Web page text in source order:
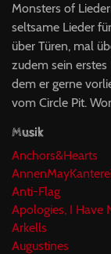
Monsters of
seltsame Lieder
über Türen, mal
zudem sein erstes
dem er gerne
vom Circle Pit.
Musik
Anchors&Hearts
Anti-Flag
Apologies, I Have
Arkells
Augustines